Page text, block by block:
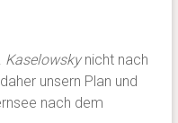
Kaselowskynicht nach
unsern Plan und
nach dem